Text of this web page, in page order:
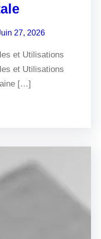
27, 2026
et Utilisations
et Utilisations
[…]